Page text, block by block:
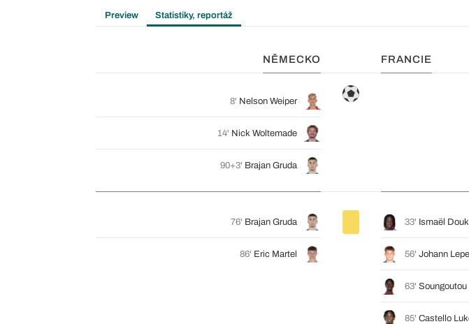
Preview Statistiky, reportáž
NĚMECKO FRANCIE
8' Nelson Weiper
14' Nick Woltemade
90+3' Brajan Gruda
76' Brajan Gruda 33' Ismaël
86' Eric Martel 56' Johann
63'
85' Castello